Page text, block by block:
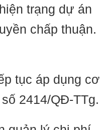
trạng dự án
chấp thuận.
tục áp dụng cơ
2414/QĐ-TTg.